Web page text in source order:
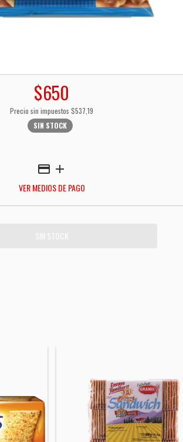
$650
Precio sin impuestos $537,19
SIN STOCK
VER MEDIOS DE PAGO